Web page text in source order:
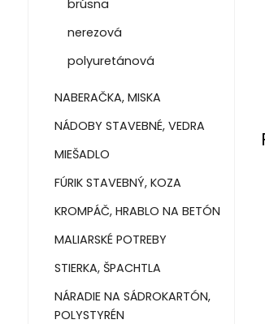
brúsna
nerezová
polyuretánová
NABERAČKA, MISKA
NÁDOBY STAVEBNÉ, VEDRA
MIEŠADLO
FÚRIK STAVEBNÝ, KOZA
KROMPÁČ, HRABLO NA BETÓN
MALIARSKÉ POTREBY
STIERKA, ŠPACHTLA
NÁRADIE NA SÁDROKARTÓN,
POLYSTYRÉN